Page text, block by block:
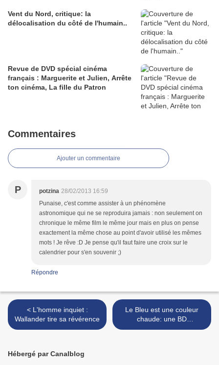
Vent du Nord, critique: la
délocalisation du côté de l'humain..
Revue de DVD spécial cinéma
français : Marguerite et Julien, Arrête
ton cinéma, La fille du Patron
Commentaires
Ajouter un commentaire
P potzina 28/02/2013 16:59
Punaise, c'est comme assister à un phénomène
astronomique qui ne se reproduira jamais : non seulement on
chronique le même film le même jour mais en plus on pense
exactement la même chose au point d'avoir utilisé les mêmes
mots ! Je rêve :D Je pense qu'il faut faire une croix sur le
calendrier pour s'en souvenir ;)
Répondre
< L'homme inquiet :
Wallander tire sa révérence
Le Bleu est une couleur
chaude: une BD
indispensable et
Hébergé par Canalblog